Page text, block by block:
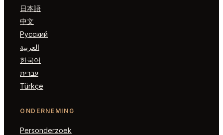
日本語
中文
Русский
العربية
한국어
עברית
Türkçe
ONDERNEMING
Personderzoek